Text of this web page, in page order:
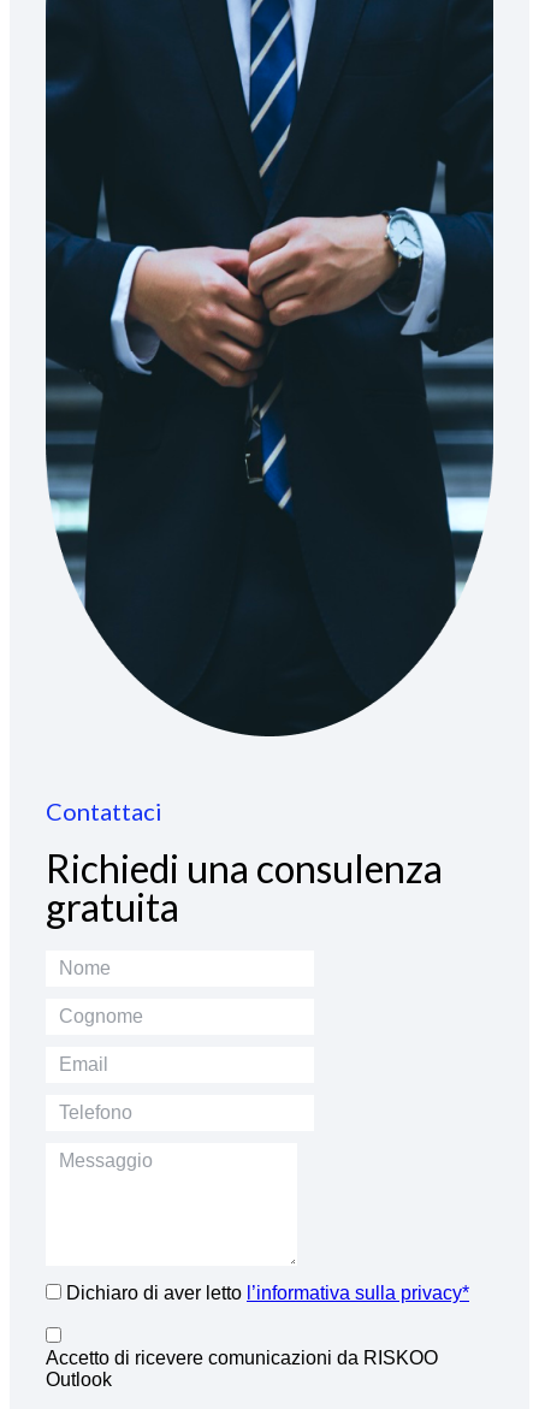
Contattaci
Richiedi una consulenza
gratuita
Dichiaro di aver letto l’informativa sulla privacy*
Accetto di ricevere comunicazioni da RISKOO
Outlook